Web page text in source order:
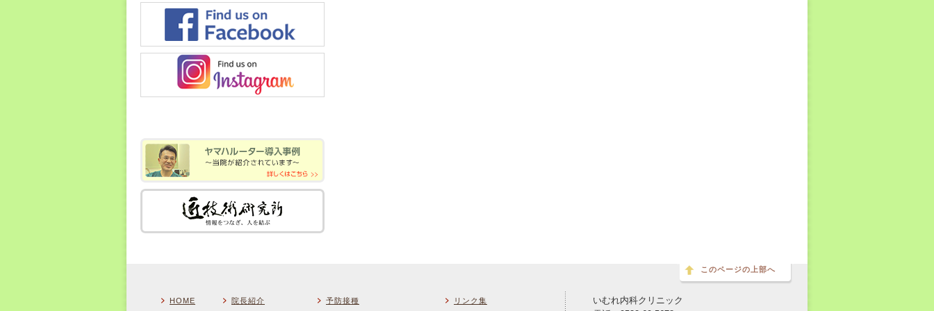
このページの上部へ
HOME 院長紹介 予防接種 リンク集
いむれ内科クリニック